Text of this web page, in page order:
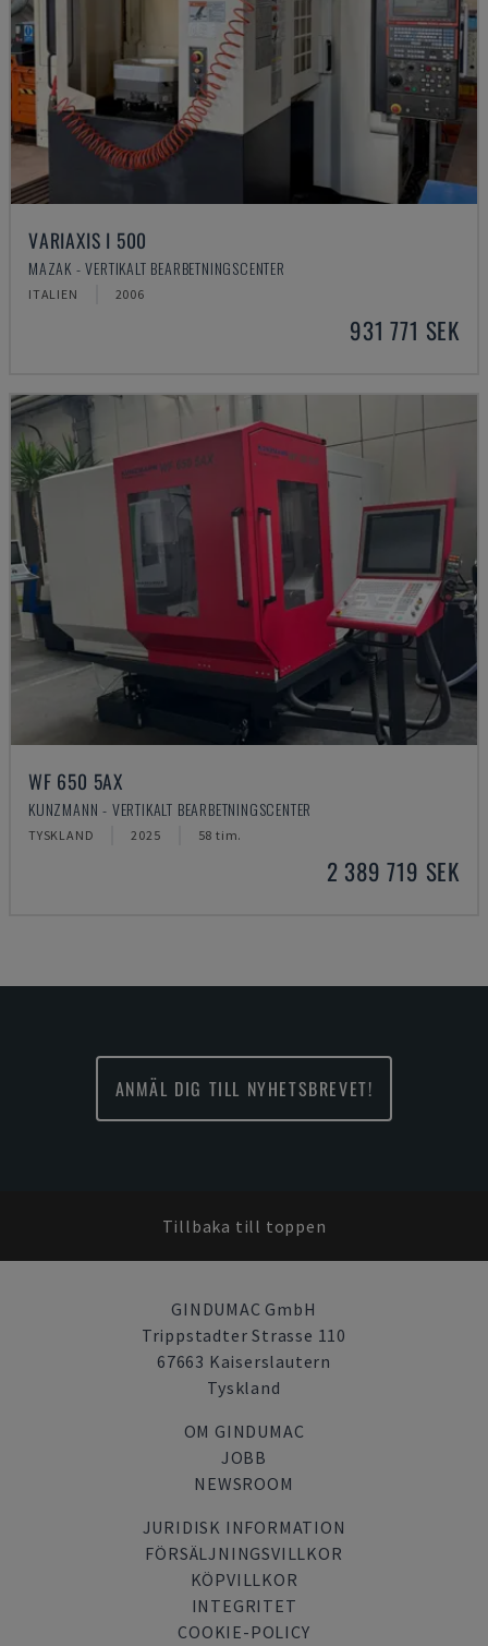
VARIAXIS I 500
MAZAK - VERTIKALT BEARBETNINGSCENTER
ITALIEN 2006
931 771 SEK
WF 650 5AX
KUNZMANN - VERTIKALT BEARBETNINGSCENTER
TYSKLAND 2025 58 tim.
2 389 719 SEK
ANMÄL DIG TILL NYHETSBREVET!
Tillbaka till toppen
GINDUMAC GmbH
Trippstadter Strasse 110
67663 Kaiserslautern
Tyskland
OM GINDUMAC
JOBB
NEWSROOM
JURIDISK INFORMATION
FÖRSÄLJNINGSVILLKOR
KÖPVILLKOR
INTEGRITET
COOKIE-POLICY